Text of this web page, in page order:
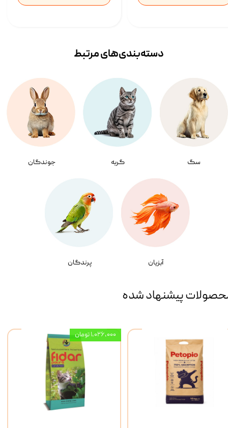
سگ گربه جوندگان
آبزیان پرندگان
دسته‌بندی‌‌های مرتبط
پیشنهاد شده
۱,۰۲۶,۰۰۰ تومان